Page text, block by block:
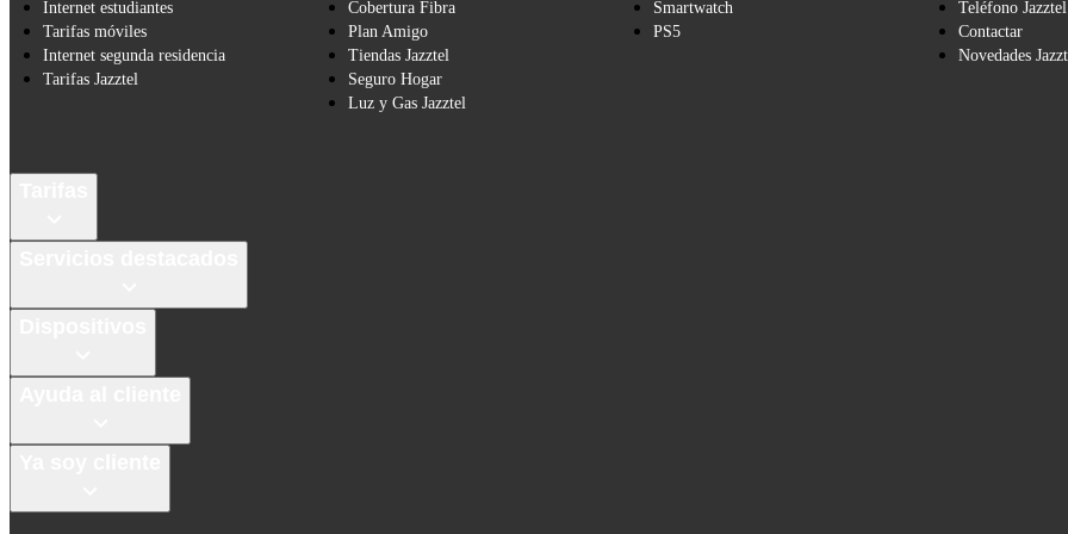
Internet estudiantes
Tarifas móviles
Internet segunda residencia
Tarifas Jazztel
Cobertura Fibra
Plan Amigo
Tiendas Jazztel
Seguro Hogar
Luz y Gas Jazztel
Smartwatch
PS5
Teléfono Jazztel
Contactar
Novedades